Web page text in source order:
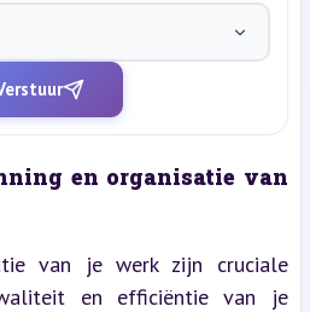
en organisatie van
van je werk zijn cruciale
en efficiëntie van je